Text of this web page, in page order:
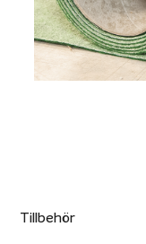
Tillbehör